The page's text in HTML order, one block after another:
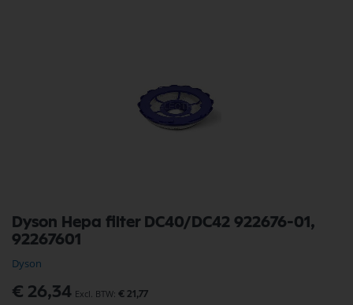
Dyson Hepa filter DC40/DC42 922676-01,
92267601
Dyson
€ 26,34 € 21,77
naar
het
van
de
afbeeldingen-